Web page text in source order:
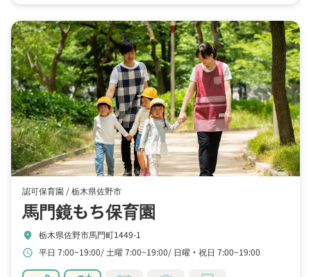
認可保育園 /栃木県佐野市
馬門鏡もち保育園
location_on 栃木県佐野市馬門町1449-1
schedule 平日 7:00~19:00 土曜 7:00~19:00 日曜・祝日 7:00~19:00